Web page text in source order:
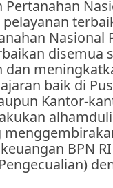
Pertanahan
Nasional
disemua
baik di
Kantor-
BPN